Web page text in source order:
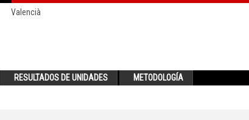
Valencià
RESULTADOS DE UNIDADES METODOLOGÍA